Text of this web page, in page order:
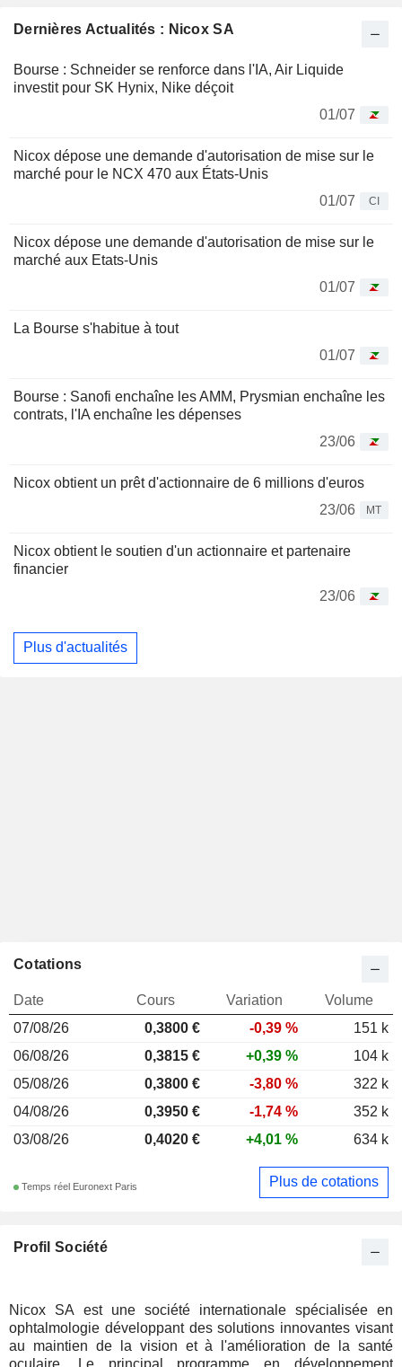
Dernières Actualités : Nicox SA
Bourse : Schneider se renforce dans l'IA, Air Liquide
investit pour SK Hynix, Nike déçoit
01/07
Nicox dépose une demande d'autorisation de mise sur le
marché pour le NCX 470 aux États-Unis
01/07
CI
Nicox dépose une demande d'autorisation de mise sur le
marché aux Etats-Unis
01/07
La Bourse s'habitue à tout
01/07
Bourse : Sanofi enchaîne les AMM, Prysmian enchaîne les
contrats, l'IA enchaîne les dépenses
23/06
Nicox obtient un prêt d'actionnaire de 6 millions d'euros
23/06
MT
Nicox obtient le soutien d'un actionnaire et partenaire
financier
23/06
Plus d'actualités
Profil Société
Nicox SA est une société internationale spécialisée en
ophtalmologie développant des solutions innovantes visant
au maintien de la vision et à l'amélioration de la santé
oculaire. Le principal programme en développement
Cotations
Date Cours Variation
Volume
07/08/26
0,3800 € -0,39 %
151 k
06/08/26
0,3815 € +0,39 %
104 k
05/08/26
0,3800 € -3,80 %
322 k
04/08/26
0,3950 € -1,74 %
352 k
03/08/26
0,4020 € +4,01 % 634 k
Temps réel Euronext Paris Plus de cotations